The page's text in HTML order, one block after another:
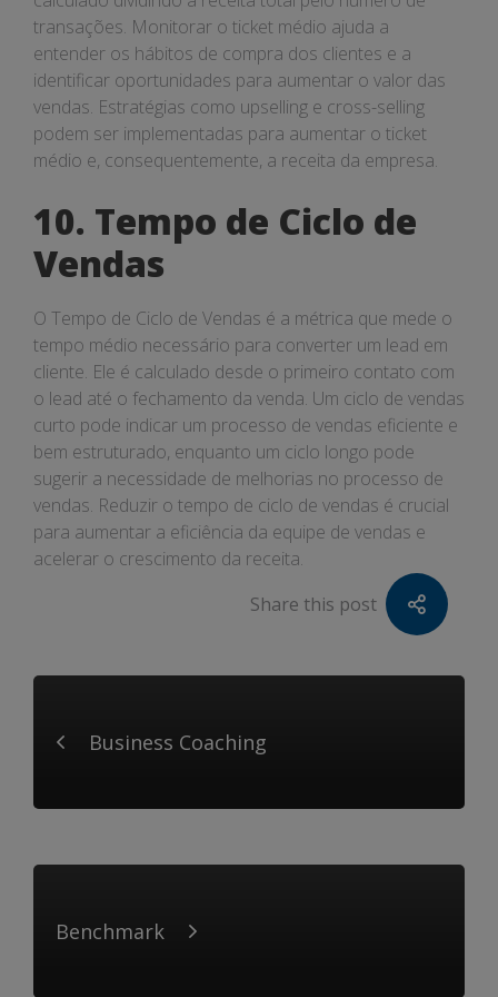
transações. Monitorar o ticket médio ajuda a
entender os hábitos de compra dos clientes e a
identificar oportunidades para aumentar o valor das
vendas. Estratégias como upselling e cross-selling
podem ser implementadas para aumentar o ticket
médio e, consequentemente, a receita da empresa.
10. Tempo de Ciclo de
Vendas
O Tempo de Ciclo de Vendas é a métrica que mede o
tempo médio necessário para converter um lead em
cliente. Ele é calculado desde o primeiro contato com
o lead até o fechamento da venda. Um ciclo de vendas
curto pode indicar um processo de vendas eficiente e
bem estruturado, enquanto um ciclo longo pode
sugerir a necessidade de melhorias no processo de
vendas. Reduzir o tempo de ciclo de vendas é crucial
para aumentar a eficiência da equipe de vendas e
acelerar o crescimento da receita.
Share this post
Business Coaching
Benchmark